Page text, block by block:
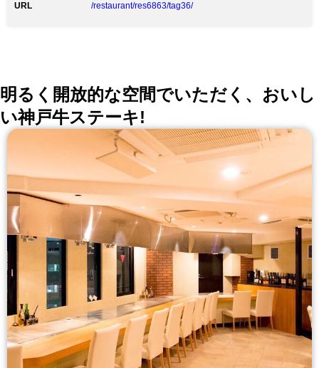
URL
/restaurant/res6863/tag36/
明るく開放的な空間でいただく、おいし
い神戸牛ステーキ!